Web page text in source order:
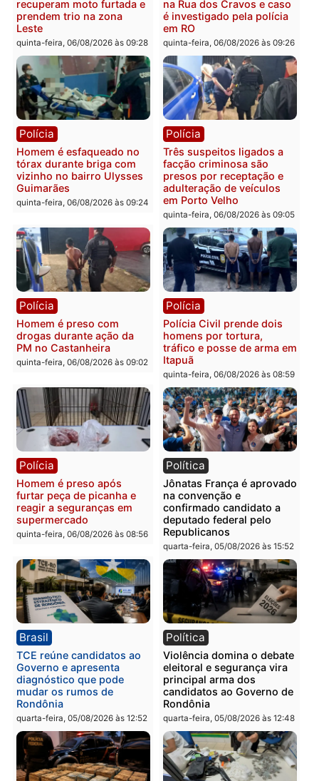
Você também vai querer ler...
Polícia
Policiais militares
recuperam moto furtada e
Leste
quinta-feira, 06/08/2026 às 09:28
Polícia
Jovem é encontrado
na Rua dos Cravos e
é investigado pela
em RO
quinta-feira, 06/08/2026 às
Polícia
Homem é esfaqueado no
vizinho no bairro Ulysses
Guimarães
quinta-feira, 06/08/2026 às 09:24
Polícia
Três suspeitos ligados a
facção criminosa são
presos por receptação e
adulteração de veículos
em Porto Velho
quinta-feira, 06/08/2026 às
Polícia
Homem é preso com
drogas durante ação da
PM no Castanheira
quinta-feira, 06/08/2026 às 09:02
Polícia
Polícia Civil prende dois
homens por tortura,
tráfico e posse de arma
Itapuã
quinta-feira, 06/08/2026 às
Polícia
Homem é preso após
furtar peça de picanha e
reagir a seguranças em
supermercado
Política
Jônatas França é
na convenção e
confirmado candidato a
deputado federal pelo